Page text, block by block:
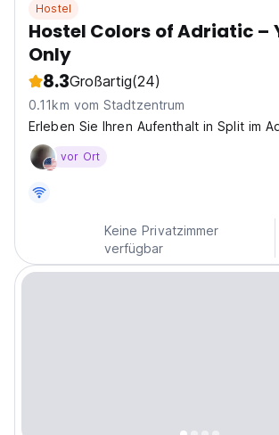
Hostel
Hostel Colors of Adriatic –
Only
8.3Großartig(24)
0.11km vom Stadtzentrum
Erleben Sie Ihren Aufenthalt in Split im
vor Ort
Keine Privatzimmer
verfügbar